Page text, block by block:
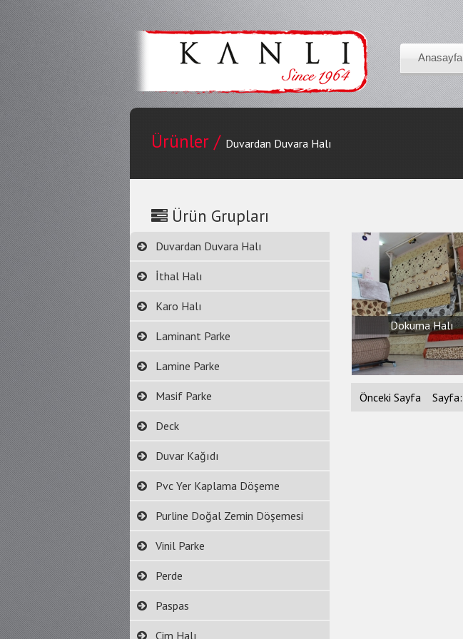
Anasayfa
Ürünler / Duvardan Duvara Halı
Ürün Grupları
Duvardan Duvara Halı
İthal Halı
Karo Halı
Laminant Parke
Lamine Parke
Masif Parke
Deck
Duvar Kağıdı
Pvc Yer Kaplama Döşeme
Purline Doğal Zemin Döşemesi
Vinil Parke
Perde
Paspas
Çim Halı
Dokuma Halı
Önceki Sayfa Sayfa: